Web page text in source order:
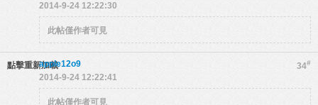
2014-9-24 12:22:30
此帖僅作者可見
點擊重新加載 34#
apple12o9
2014-9-24 12:22:41
此帖僅作者可見